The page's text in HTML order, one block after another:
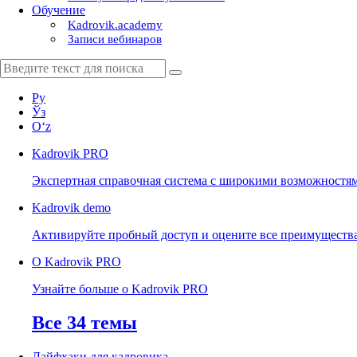
Обучение
Kadrovik.academy
Записи вебинаров
Ру
Ўз
Oʻz
Kadrovik PRO
Экспертная справочная система с широкими
Kadrovik demo
Активируйте пробный доступ и оцените все
О Kadrovik PRO
Узнайте больше о Kadrovik PRO
Все 34 темы